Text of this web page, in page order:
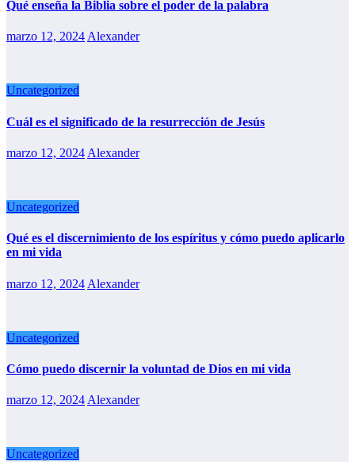
Qué enseña la Biblia sobre el poder de la palabra
marzo 12, 2024Alexander
Uncategorized
Cuál es el significado de la resurrección de Jesús
marzo 12, 2024 Alexander
Uncategorized
Qué es el discernimiento de los espíritus y cómo puedo aplicarlo
en mi vida
marzo 12, 2024 Alexander
Uncategorized
Cómo puedo discernir la voluntad de Dios en mi vida
marzo 12, 2024 Alexander
Uncategorized